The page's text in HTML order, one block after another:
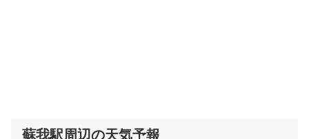
蘇我駅周辺の天気予報